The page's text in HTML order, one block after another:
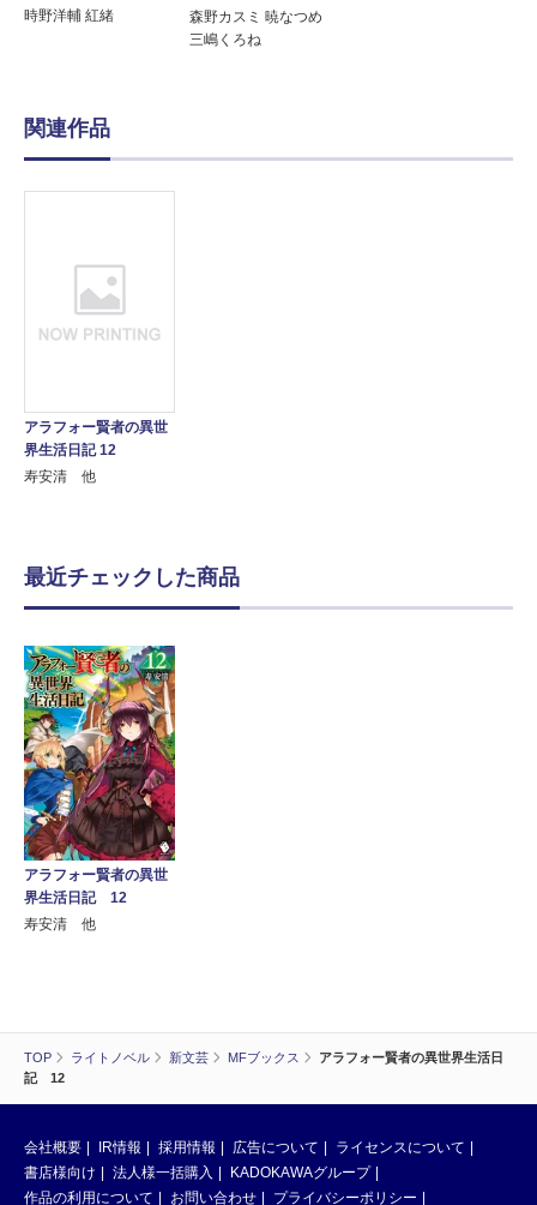
TOP ライトノベル 新文芸 MFブックス
アラフォー賢者の異世界生活日
記 12
時野洋輔 紅緒
森野カスミ 暁なつめ
三嶋くろね
関連作品
アラフォー賢者の異世
界生活日記 12
寿安清 他
最近チェックした商品
アラフォー賢者の異世
界生活日記 12
寿安清 他
会社概要 IR情報 採用情報 広告について
ライセンスについて
書店様向け
法人様一括購入
KADOKAWAグループ
作品の利用について
お問い合わせ プライバシーポリシー